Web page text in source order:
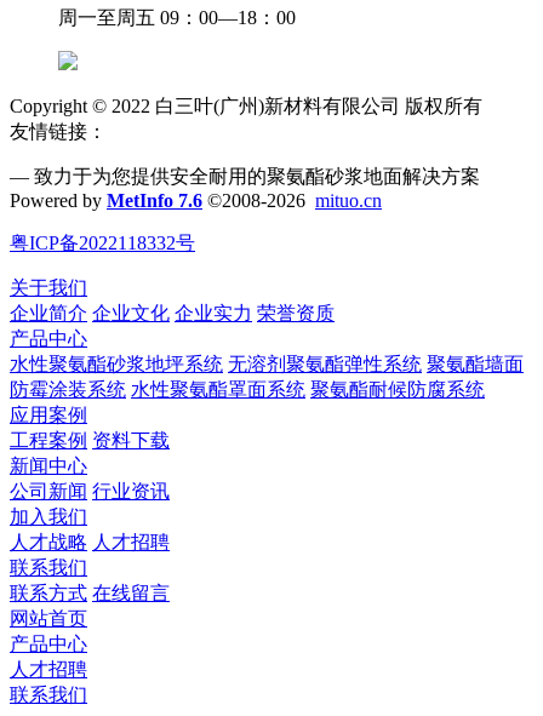
周一至周五 09：00—18：00
Copyright © 2022 白三叶(广州)新材料有限公司 版权所有
友情链接：
— 致力于为您提供安全耐用的聚氨酯砂浆地面解决方案
Powered by MetInfo 7.6 ©2008-2026 mituo.cn
粤ICP备2022118332号
关于我们
企业简介 企业文化 企业实力 荣誉资质
产品中心
水性聚氨酯砂浆地坪系统 无溶剂聚氨酯弹性系统 聚氨酯墙面
防霉涂装系统 水性聚氨酯罩面系统 聚氨酯耐候防腐系统
应用案例
工程案例 资料下载
新闻中心
公司新闻 行业资讯
加入我们
人才战略 人才招聘
联系我们
联系方式 在线留言
网站首页
产品中心
人才招聘
联系我们